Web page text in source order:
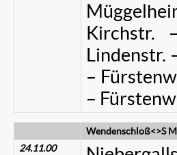
Kirchstr.
Lindenstr.
–
–
Wendenschloß<>S
24.11.00